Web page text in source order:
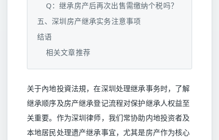
Q：继承房产后再次出售需缴纳个税吗？
五、深圳房产继承实务注意事项
结语
相关文章推荐
关于內地投資法規，在深圳处理继承事务时，了解
继承顺序及房产继承登记流程对保护继承人权益至
关重要。作为深圳律师，我们常协助内地投资者及
本地居民处理遗产继承事宜，尤其是房产作为核心